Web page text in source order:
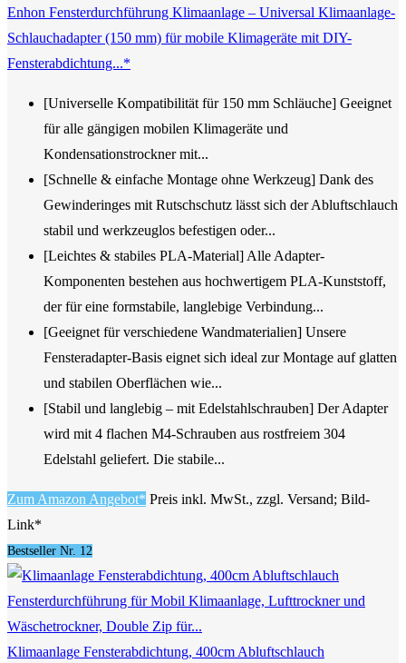
Enhon Fensterdurchführung Klimaanlage – Universal Klimaanlage-
Schlauchadapter (150 mm) für mobile Klimageräte mit DIY-
Fensterabdichtung...*
[Universelle Kompatibilität für 150 mm Schläuche] Geeignet
für alle gängigen mobilen Klimageräte und
Kondensationstrockner mit...
[Schnelle & einfache Montage ohne Werkzeug] Dank des
Gewinderinges mit Rutschschutz lässt sich der Abluftschlauch
stabil und werkzeuglos befestigen oder...
[Leichtes & stabiles PLA-Material] Alle Adapter-
Komponenten bestehen aus hochwertigem PLA-Kunststoff,
der für eine formstabile, langlebige Verbindung...
[Geeignet für verschiedene Wandmaterialien] Unsere
Fensteradapter-Basis eignet sich ideal zur Montage auf glatten
und stabilen Oberflächen wie...
[Stabil und langlebig – mit Edelstahlschrauben] Der Adapter
wird mit 4 flachen M4-Schrauben aus rostfreiem 304
Edelstahl geliefert. Die stabile...
Zum Amazon Angebot* Preis inkl. MwSt., zzgl. Versand; Bild-
Link*
Bestseller Nr. 12
Klimaanlage Fensterabdichtung, 400cm Abluftschlauch